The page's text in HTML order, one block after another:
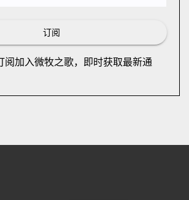
订阅
阅加入微牧之歌，即时获取最新通